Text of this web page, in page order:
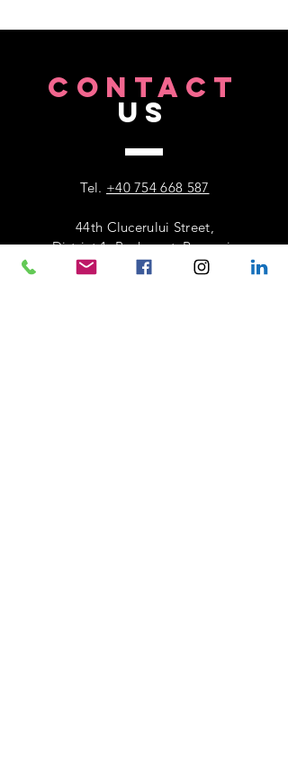
CONTACT
US
Tel. +40 754 668 587
44th Clucerului Street,
District 1, Bucharest, Romania